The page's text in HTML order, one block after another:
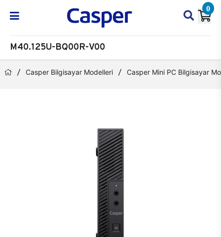
0
M40.125U-BQ00R-V00
Casper Bilgisayar Modelleri Casper Mini PC Bilgisayar